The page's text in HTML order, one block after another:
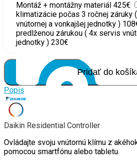
Montáž + montážny materiál 425€
klimatizácie počas 3 ročnej záruky
vnútornej a vonkajšej jednotky )
predlženou zárukou ( 4x servis
jednotky ) 230€
Pridať do
Popis
Daikin Residential Controller
Ovládajte svoju vnútornú klímu z
pomocou smartfónu alebo tabletu.